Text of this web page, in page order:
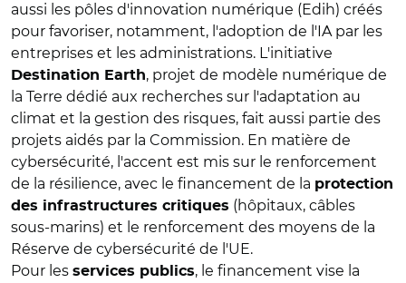
aussi les pôles d'innovation numérique (Edih) créés
pour favoriser, notamment, l'adoption de l'IA par les
entreprises et les administrations. L'initiative
Destination Earth, projet de modèle numérique de
la Terre dédié aux recherches sur l'adaptation au
climat et la gestion des risques, fait aussi partie des
projets aidés par la Commission. En matière de
cybersécurité, l'accent est mis sur le renforcement
de la résilience, avec le financement de la protection
des infrastructures critiques (hôpitaux, câbles
sous-marins) et le renforcement des moyens de la
Réserve de cybersécurité de l'UE.
Pour les services publics, le financement vise la